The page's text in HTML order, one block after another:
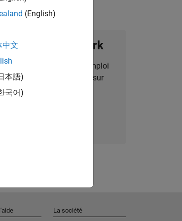
Talent Network
pour des opportunités d'emploi
articles et des actualités sur
l'entreprise.
(English)
中文
本語)
국어)
La société